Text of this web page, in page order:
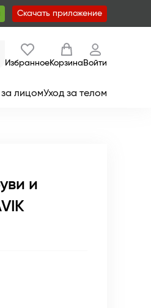
Скачать приложение
ИзбранноеКорзина Войти
за лицомУход за телом
и